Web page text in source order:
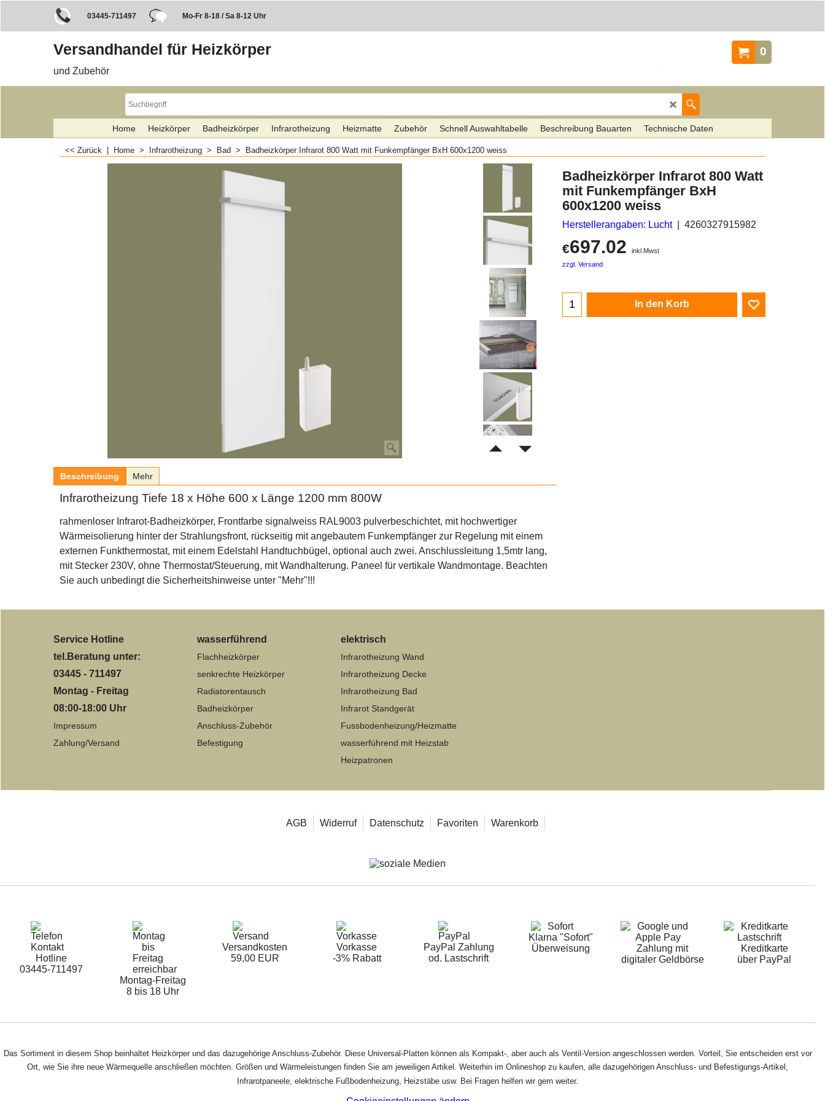
03445-711497 Mo-Fr 8-18 / Sa 8-12 Uhr
0
Versandhandel für Heizkörper
und Zubehör
Home Heizkörper Badheizkörper Infrarotheizung Heizmatte Zubehör Schnell Auswahltabelle Beschreibung Bauarten Technische Daten
<< Zurück Home > Infrarotheizung > Bad > Badheizkörper Infrarot 800 Watt mit Funkempfänger BxH 600x1200 weiss
Badheizkörper Infrarot 800 Watt
mit Funkempfänger BxH
600x1200 weiss
Herstellerangaben: Lucht 4260327915982
€697.02
inkl.Mwst
zzgl. Versand
In den Korb
Beschreibung Mehr
Infrarotheizung Tiefe 18 x Höhe 600 x Länge 1200 mm 800W
rahmenloser Infrarot-Badheizkörper, Frontfarbe signalweiss RAL9003 pulverbeschichtet, mit hochwertiger
Wärmeisolierung hinter der Strahlungsfront, rückseitig mit angebautem Funkempfänger zur Regelung mit einem
externen Funkthermostat, mit einem Edelstahl Handtuchbügel, optional auch zwei. Anschlussleitung 1,5mtr lang,
mit Stecker 230V, ohne Thermostat/Steuerung, mit Wandhalterung. Paneel für vertikale Wandmontage. Beachten
Sie auch unbedingt die Sicherheitshinweise unter "Mehr"!!!
Service Hotline
tel.Beratung unter:
03445 - 711497
Montag - Freitag
08:00-18:00 Uhr
Impressum
Zahlung/Versand
wasserführend
Flachheizkörper
senkrechte Heizkörper
Radiatorentausch
Badheizkörper
Anschluss-Zubehör
Befestigung
elektrisch
Infrarotheizung Wand
Infrarotheizung Decke
Infrarotheizung Bad
Infrarot Standgerät
Fussbodenheizung/Heizmatte
wasserführend mit Heizstab
Heizpatronen
AGB Widerruf Datenschutz Favoriten Warenkorb
Hotline
03445-711497
Montag-Freitag
8 bis 18 Uhr
Versandkosten
59,00 EUR
Vorkasse
-3% Rabatt
PayPal Zahlung
od. Lastschrift
Klarna "Sofort"
Überweisung
Zahlung mit
digitaler Geldbörse
Kreditkarte
über PayPal
Das Sortiment in diesem Shop beinhaltet Heizkörper und das dazugehörige Anschluss-Zubehör. Diese Universal-Platten können als Kompakt-, aber auch als Ventil-Version angeschlossen werden. Vorteil, Sie entscheiden erst vor
Ort, wie Sie ihre neue Wärmequelle anschließen möchten. Größen und Wärmeleistungen finden Sie am jeweiligen Artikel. Weiterhin im Onlineshop zu kaufen, alle dazugehörigen Anschluss- und Befestigungs-Artikel,
Infrarotpaneele, elektrische Fußbodenheizung, Heizstäbe usw. Bei Fragen helfen wir gern weiter.